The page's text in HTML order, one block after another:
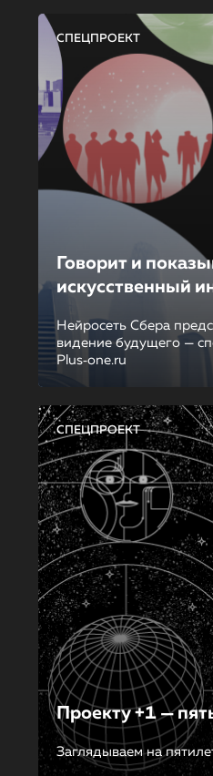
СПЕЦПРОЕКТ
Говорит и
искусственный
Нейросеть Сбера
видение будущего —
Plus‑one.ru
СПЕЦПРОЕКТ
Проекту +1 —
Заглядываем на